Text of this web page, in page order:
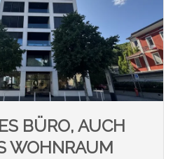
BÜRO, AUCH
WOHNRAUM